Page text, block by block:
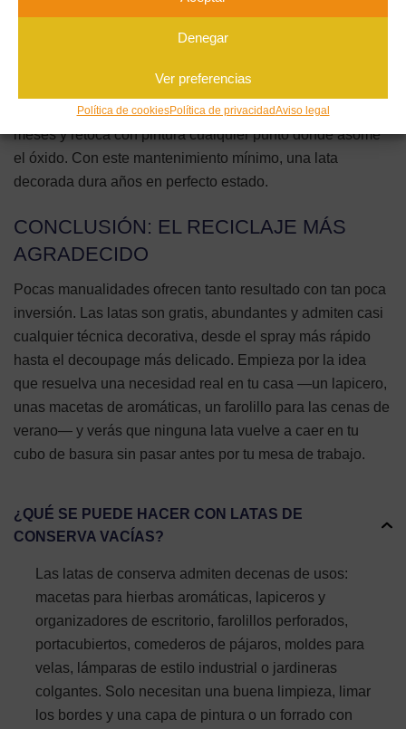
Denegar
Ver preferencias
Política de cookiesPolítica de privacidadAviso legal
también por el interior si la lata va a contener tierra. En las
macetas, añade una capa de grava en el fondo y procura
estancada acelera la corrosión. Si una pieza vive en el
baño o la cocina, revisa el borde inferior cada pocos
meses y retoca con pintura cualquier punto donde asome
el óxido. Con este mantenimiento mínimo, una lata
decorada dura años en perfecto estado.
CONCLUSIÓN: EL RECICLAJE MÁS
AGRADECIDO
Pocas manualidades ofrecen tanto resultado con tan poca
inversión. Las latas son gratis, abundantes y admiten casi
cualquier técnica decorativa, desde el spray más rápido
hasta el decoupage más delicado. Empieza por la idea
que resuelva una necesidad real en tu casa —un lapicero,
unas macetas de aromáticas, un farolillo para las cenas de
verano— y verás que ninguna lata vuelve a caer en tu
cubo de basura sin pasar antes por tu mesa de trabajo.
¿QUÉ SE PUEDE HACER CON LATAS DE
CONSERVA VACÍAS?
Las latas de conserva admiten decenas de usos:
macetas para hierbas aromáticas, lapiceros y
organizadores de escritorio, farolillos perforados,
portacubiertos, comederos de pájaros, moldes para
velas, lámparas de estilo industrial o jardineras
colgantes. Solo necesitan una buena limpieza, limar
los bordes y una capa de pintura o un forrado con